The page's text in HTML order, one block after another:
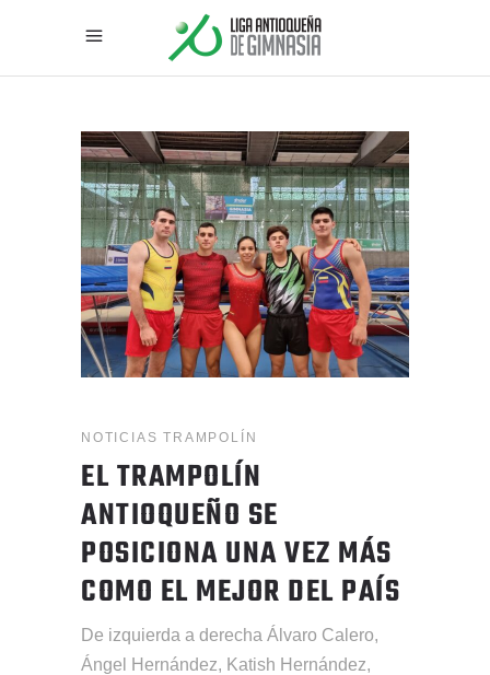
NOTICIAS TRAMPOLÍN
EL TRAMPOLÍN
ANTIOQUEÑO SE
POSICIONA UNA VEZ MÁS
COMO EL MEJOR DEL PAÍS
De izquierda a derecha Álvaro Calero,
Ángel Hernández, Katish Hernández,